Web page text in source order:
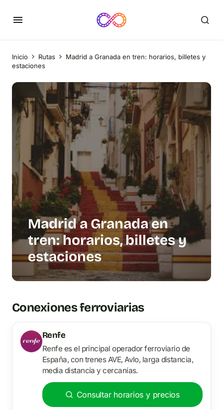
Inicio Rutas
Madrid a Granada en tren: horarios, billetes y
estaciones
Madrid a Granada en
tren: horarios, billetes y
estaciones
Conexiones ferroviarias
Renfe
Renfe es el principal operador ferroviario de
España, con trenes AVE, Avlo, larga distancia,
media distancia y cercanías.
Consultar horarios y precios